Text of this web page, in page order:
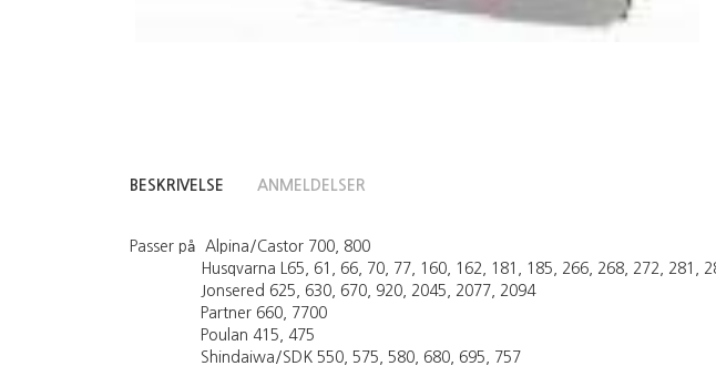
BESKRIVELSE ANMELDELSER
Passer på Alpina/Castor 700, 800
Husqvarna L65, 61, 66, 70, 77, 160, 162, 181, 185, 266, 268, 272, 281,
Jonsered 625, 630, 670, 920, 2045, 2077, 2094
Partner 660, 7700
Poulan 415, 475
Shindaiwa/SDK 550, 575, 580, 680, 695, 757